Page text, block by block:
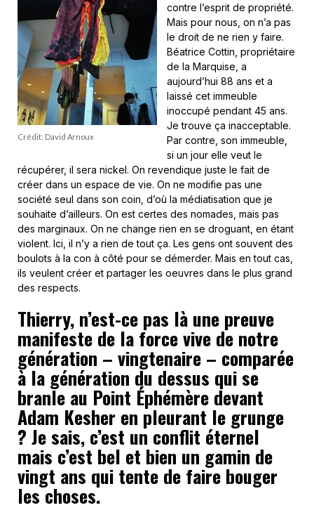
Crédit: David Arnoux
contre l’esprit de propriété.
Mais pour nous, on n’a pas
le droit de ne rien y faire.
Béatrice Cottin, propriétaire
de la Marquise, a
aujourd’hui 88 ans et a
laissé cet immeuble
inoccupé pendant 45 ans.
Je trouve ça inacceptable.
Par contre, son immeuble,
si un jour elle veut le
récupérer, il sera nickel. On revendique juste le fait de
créer dans un espace de vie. On ne modifie pas une
société seul dans son coin, d’où la médiatisation que je
souhaite d’ailleurs. On est certes des nomades, mais pas
des marginaux. On ne change rien en se droguant, en étant
violent. Ici, il n’y a rien de tout ça. Les gens ont souvent des
boulots à la con à côté pour se démerder. Mais en tout cas,
ils veulent créer et partager les oeuvres dans le plus grand
des respects.
Thierry, n’est-ce pas là une preuve
manifeste de la force vive de notre
génération – vingtenaire – comparée
à la génération du dessus qui se
branle au Point Éphémère devant
Adam Kesher en pleurant le grunge
? Je sais, c’est un conflit éternel
mais c’est bel et bien un gamin de
vingt ans qui tente de faire bouger
les choses.